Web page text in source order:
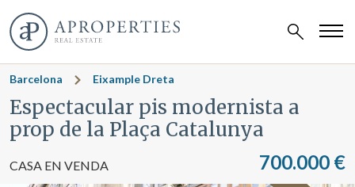
Barcelona Eixample Dreta
Espectacular pis modernista a
prop de la Plaça Catalunya
CASA EN VENDA 700.000 €